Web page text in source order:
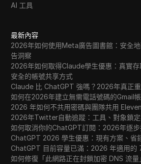
AI 工具
最新內容
2026年如何使用Meta廣告圖書館：安全
告洞察
2026年如何取得Claude學生優惠：真實
安全的帳號共享方式
Claude 比 ChatGPT 強嗎？2026年真正
如何在2026年建立無需電話號碼的Gmail
2026 年如何不共用密碼與團隊共用
2026年Twitter自動追蹤：工具、對象鎖
如何取消你的ChatGPT訂閱：2026年逐步
ChatGPT 2026 學生優惠：現有方案、省
ChatGPT 目前容量已滿：2026 年適用的
如何修復「此網路正在封鎖加密 DNS 流量